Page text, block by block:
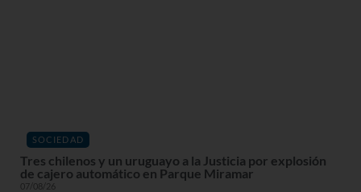
SOCIEDAD
Tres chilenos y un uruguayo a la Justicia por explosión
de cajero automático en Parque Miramar
07/08/26